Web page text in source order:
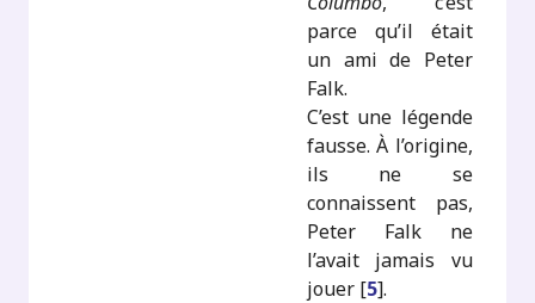
parce qu’il était
un ami de Peter
Falk.
C’est une légende
fausse. À l’origine,
ils ne se
connaissent pas,
Peter Falk ne
l’avait jamais vu
jouer [5].